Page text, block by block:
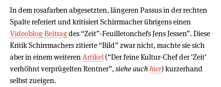
In dem rosafarben abgesetzten, längeren Passus in der rechten
Spalte referiert und kritisiert Schirrmacher übrigens einen
Videoblog-Beitragdes “Zeit”-Feuilletonchefs Jens Jessen”. Diese
Kritik Schirrmachers zitierte “Bild” zwar nicht, machte sie sich
aber in einem weiteren Artikel (“Der feine Kultur-Chef der ‘Zeit’
verhöhnt verprügelten Rentner”, siehe auchhier) kurzerhand
selbst zueigen.